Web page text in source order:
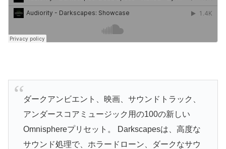
ダークアンビエント、映画、サウンドトラック、
アンダースコアミュージック用の100の新しい
Omnisphereプリセット。 Darkscapesは、高度な
サウンド処理で、ホラードローン、ダークなサウ